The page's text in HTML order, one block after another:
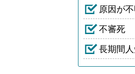
原因が
不審死
長期間